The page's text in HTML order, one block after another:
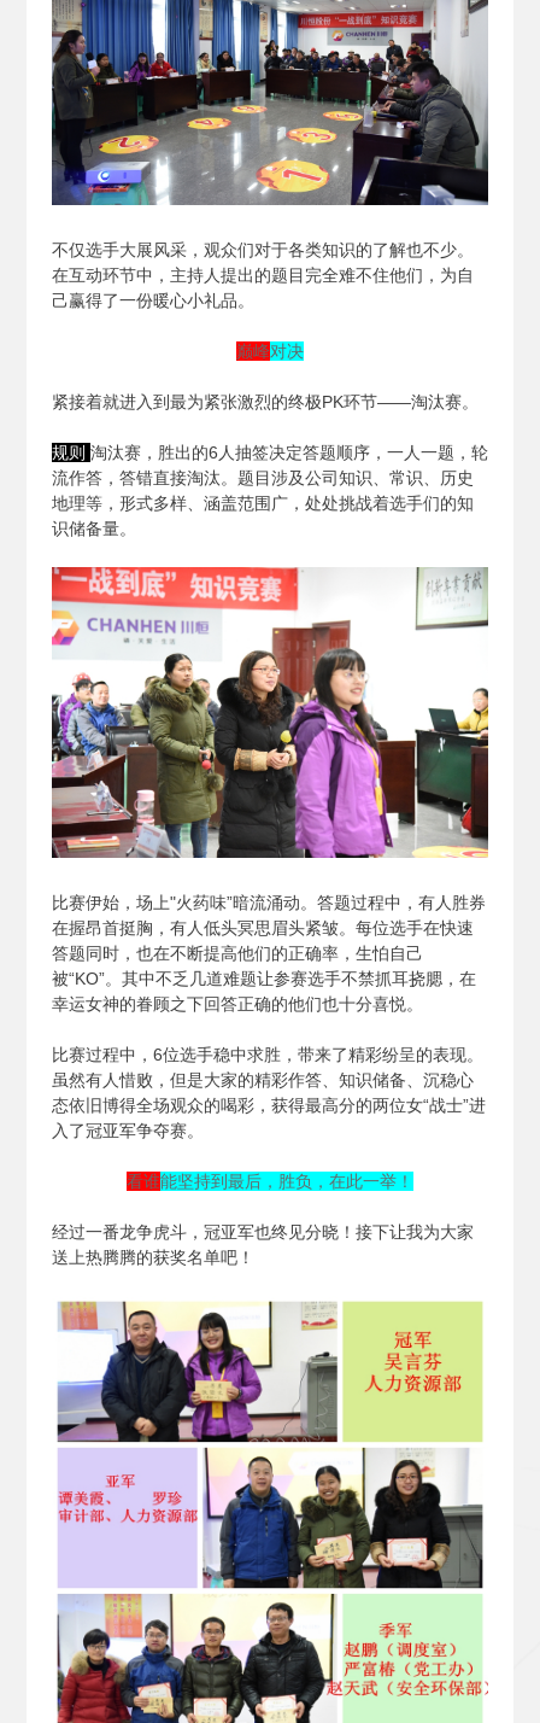
不仅选手大展风采，观众们对于各类知识的了解也不少。
在互动环节中，主持人提出的题目完全难不住他们，为自
己赢得了一份暖心小礼品。
巅峰对决
紧接着就进入到最为紧张激烈的终极PK环节——淘汰赛。
规则 淘汰赛，胜出的6人抽签决定答题顺序，一人一题，轮
流作答，答错直接淘汰。题目涉及公司知识、常识、历史
地理等，形式多样、涵盖范围广，处处挑战着选手们的知
识储备量。
比赛伊始，场上"火药味”暗流涌动。答题过程中，有人胜券
在握昂首挺胸，有人低头冥思眉头紧皱。每位选手在快速
答题同时，也在不断提高他们的正确率，生怕自己
被“KO”。其中不乏几道难题让参赛选手不禁抓耳挠腮，在
幸运女神的眷顾之下回答正确的他们也十分喜悦。
比赛过程中，6位选手稳中求胜，带来了精彩纷呈的表现。
虽然有人惜败，但是大家的精彩作答、知识储备、沉稳心
态依旧博得全场观众的喝彩，获得最高分的两位女“战士”进
入了冠亚军争夺赛。
看谁能坚持到最后，胜负，在此一举！
经过一番龙争虎斗，冠亚军也终见分晓！接下让我为大家
送上热腾腾的获奖名单吧！